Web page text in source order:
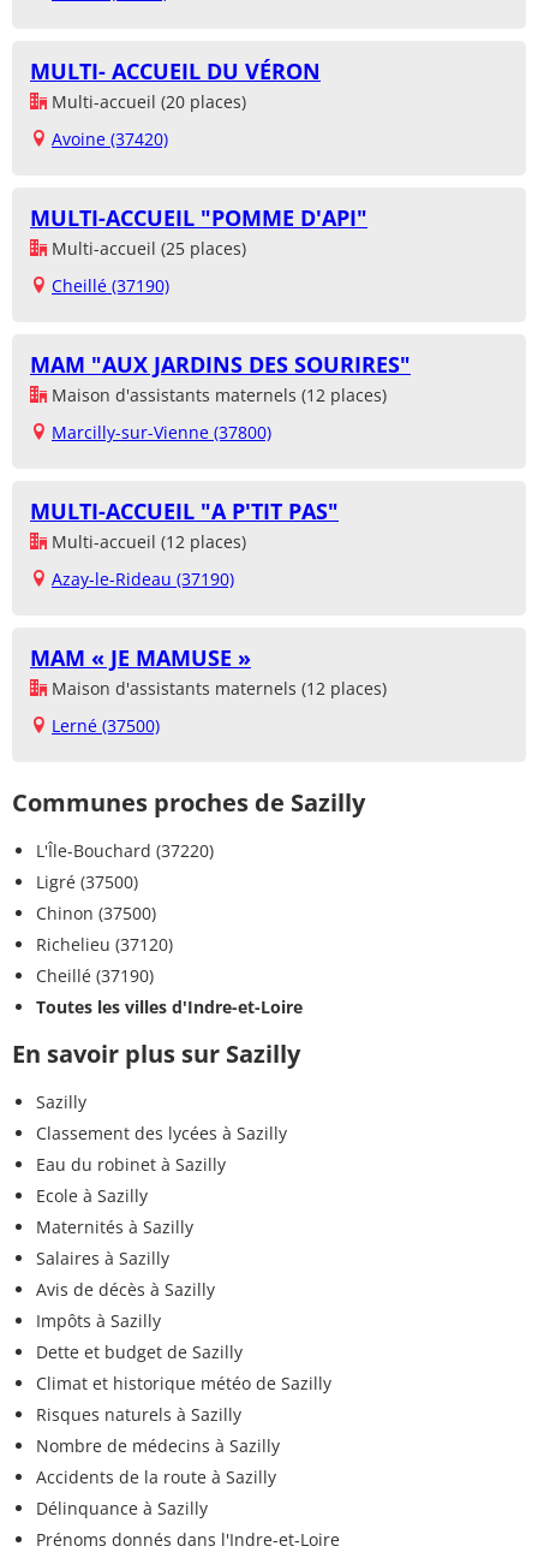
MULTI- ACCUEIL DU VÉRON
Multi-accueil (20 places)
Avoine (37420)
MULTI-ACCUEIL "POMME D'API"
Multi-accueil (25 places)
Cheillé (37190)
MAM "AUX JARDINS DES SOURIRES"
Maison d'assistants maternels (12 places)
Marcilly-sur-Vienne (37800)
MULTI-ACCUEIL "A P'TIT PAS"
Multi-accueil (12 places)
Azay-le-Rideau (37190)
MAM « JE MAMUSE »
Maison d'assistants maternels (12 places)
Lerné (37500)
Communes proches de Sazilly
L'Île-Bouchard (37220)
Ligré (37500)
Chinon (37500)
Richelieu (37120)
Cheillé (37190)
Toutes les villes d'Indre-et-Loire
En savoir plus sur Sazilly
Sazilly
Classement des lycées à Sazilly
Eau du robinet à Sazilly
Ecole à Sazilly
Maternités à Sazilly
Salaires à Sazilly
Avis de décès à Sazilly
Impôts à Sazilly
Dette et budget de Sazilly
Climat et historique météo de Sazilly
Risques naturels à Sazilly
Nombre de médecins à Sazilly
Accidents de la route à Sazilly
Délinquance à Sazilly
Prénoms donnés dans l'Indre-et-Loire